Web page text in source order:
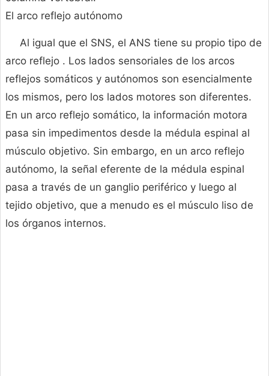
El arco reflejo autónomo
Al igual que el SNS, el ANS tiene su propio tipo de
arco reflejo . Los lados sensoriales de los arcos
reflejos somáticos y autónomos son esencialmente
los mismos, pero los lados motores son diferentes.
En un arco reflejo somático, la información motora
pasa sin impedimentos desde la médula espinal al
músculo objetivo. Sin embargo, en un arco reflejo
autónomo, la señal eferente de la médula espinal
pasa a través de un ganglio periférico y luego al
tejido objetivo, que a menudo es el músculo liso de
los órganos internos.